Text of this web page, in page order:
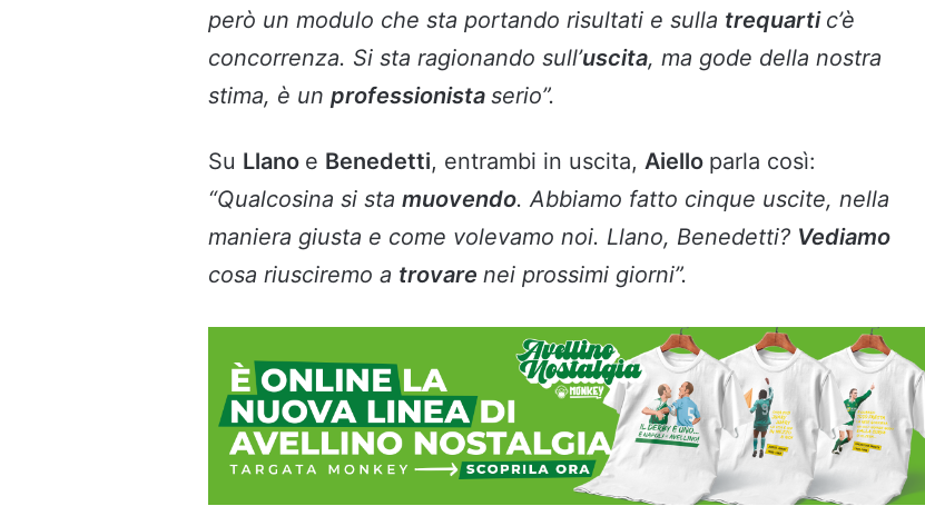
però un modulo che sta portando risultati e sulla trequarti c’è
concorrenza. Si sta ragionando sull’uscita, ma gode della nostra
stima, è un professionista serio”.
Su Llano e Benedetti, entrambi in uscita, Aiello parla così:
“Qualcosina si sta muovendo. Abbiamo fatto cinque uscite, nella
maniera giusta e come volevamo noi. Llano, Benedetti? Vediamo
cosa riusciremo a trovare nei prossimi giorni”.